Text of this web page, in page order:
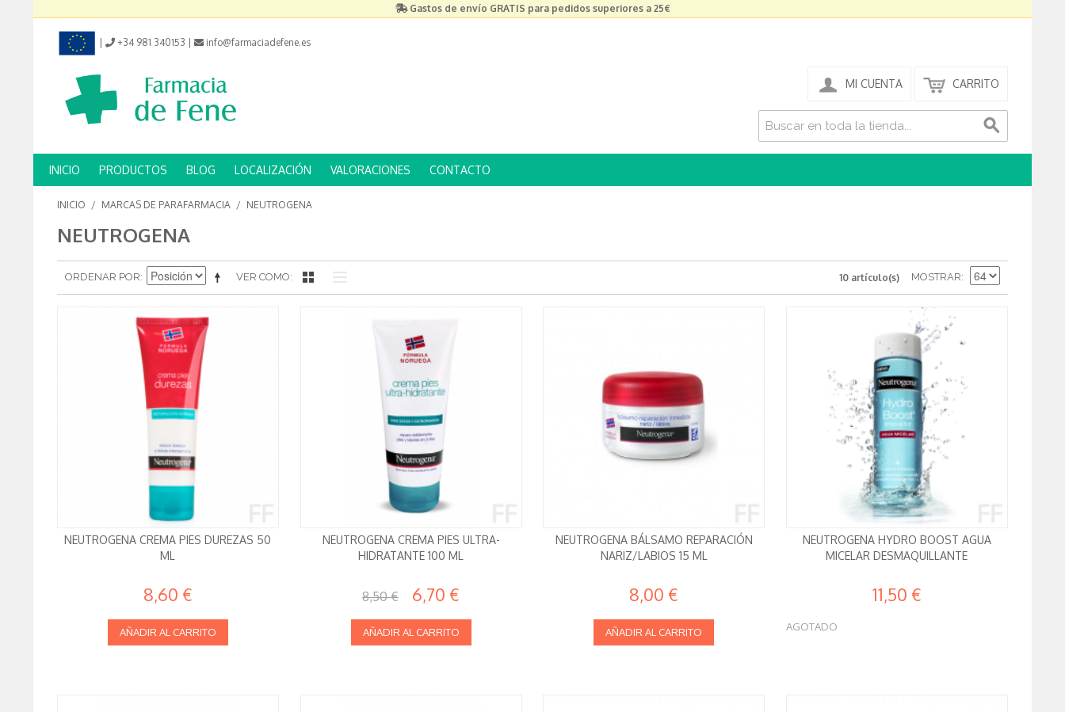
Gastos de envío GRATIS para pedidos superiores a 25€
+34 981 340153 info@farmaciadefene.es
MI CUENTA CARRITO
INICIO PRODUCTOS BLOG LOCALIZACIÓN VALORACIONES CONTACTO
INICIO / MARCAS DE PARAFARMACIA / NEUTROGENA
NEUTROGENA
VER COMO
ORDENAR POR 10 artículo(s) MOSTRAR
NEUTROGENA CREMA PIES DUREZAS 50
ML
8,60 €
AÑADIR AL CARRITO
NEUTROGENA CREMA PIES ULTRA-
HIDRATANTE 100 ML
8,50 € 6,70 €
AÑADIR AL CARRITO
NEUTROGENA BÁLSAMO REPARACIÓN
NARIZ/LABIOS 15 ML
8,00 €
AÑADIR AL CARRITO
NEUTROGENA HYDRO BOOST AGUA
MICELAR DESMAQUILLANTE
11,50 €
AGOTADO